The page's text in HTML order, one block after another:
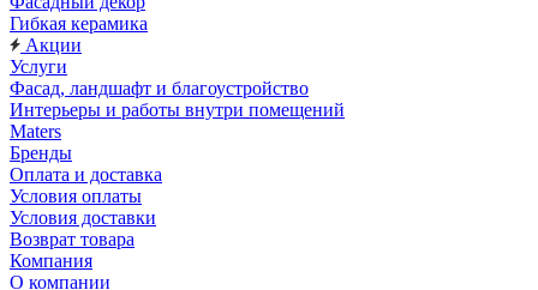
Гибкая керамика
Акции
Услуги
Фасад, ландшафт и благоустройство
Интерьеры и работы внутри помещений
Maters
Бренды
Оплата и доставка
Условия оплаты
Условия доставки
Возврат товара
Компания
О компании